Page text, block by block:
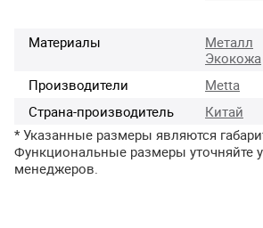
Материалы
Металл
Экокожа
Производители
Metta
Страна-производитель
Китай
* Указанные размеры являются
Функциональные размеры уточняйте
менеджеров.